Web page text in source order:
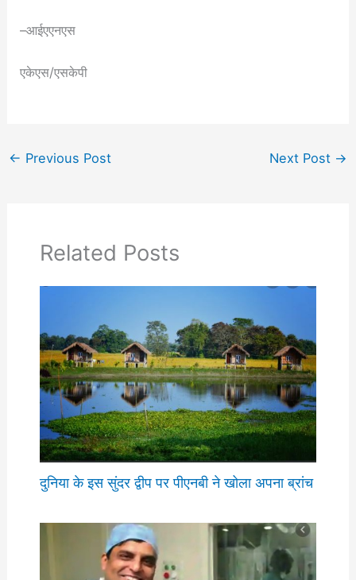
–आईएएनएस
एकेएस/एसकेपी
← Previous Post Next Post →
Related Posts
दुनिया के इस सुंदर द्वीप पर पीएनबी ने खोला अपना ब्रांच